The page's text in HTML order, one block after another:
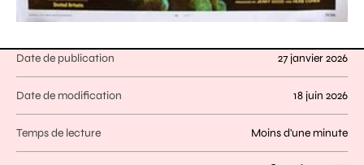
Date de publication 27 janvier 2026
Date de modification 18 juin 2026
Temps de lecture moins d'une minute